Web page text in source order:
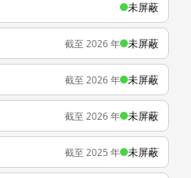
未屏蔽
截至 2026 年 未屏蔽
截至 2026 年 未屏蔽
截至 2026 年 未屏蔽
截至 2025 年 未屏蔽